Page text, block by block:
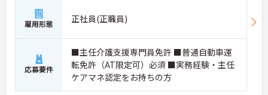
雇用形態 正社員(正職員)
応募要件
■主任介護支援専門員免許 ■普通自動車運
転免許（AT限定可）必須 ■実務経験・主任
ケアマネ認定をお持ちの方